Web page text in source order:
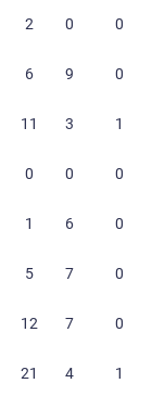
2 0 0
6 9 0
11 3 1
0 0 0
1 6 0
5 7 0
12 7 0
21 4 1